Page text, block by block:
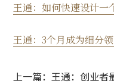
王通：如何快速设计一
王通：3个月成为细分
上一篇：王通：创业者